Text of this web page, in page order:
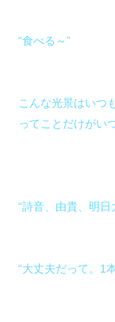
“食べる～”
こんな光景はいつ
ってことだけがい
“詩音、由貴、明
“大丈夫だって。1